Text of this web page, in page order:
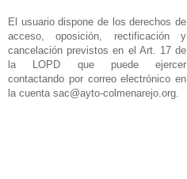
El usuario dispone de los derechos de
acceso, oposición, rectificación y
cancelación previstos en el Art. 17 de
la LOPD que puede ejercer
contactando por correo electrónico en
la cuenta sac@ayto-colmenarejo.org.